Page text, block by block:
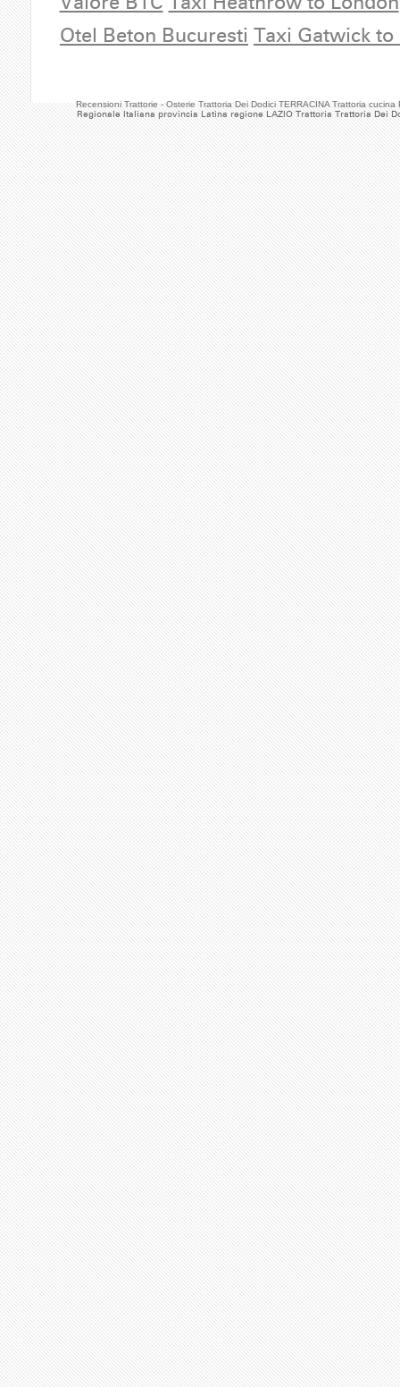
Recensioni Trattorie - Osterie Trattoria Dei Dodici TERRACINA Trattoria
Regionale Italiana provincia Latina regione LAZIO Trattoria Trattoria Dei
Otel Beton Bucuresti Taxi Gatwick to